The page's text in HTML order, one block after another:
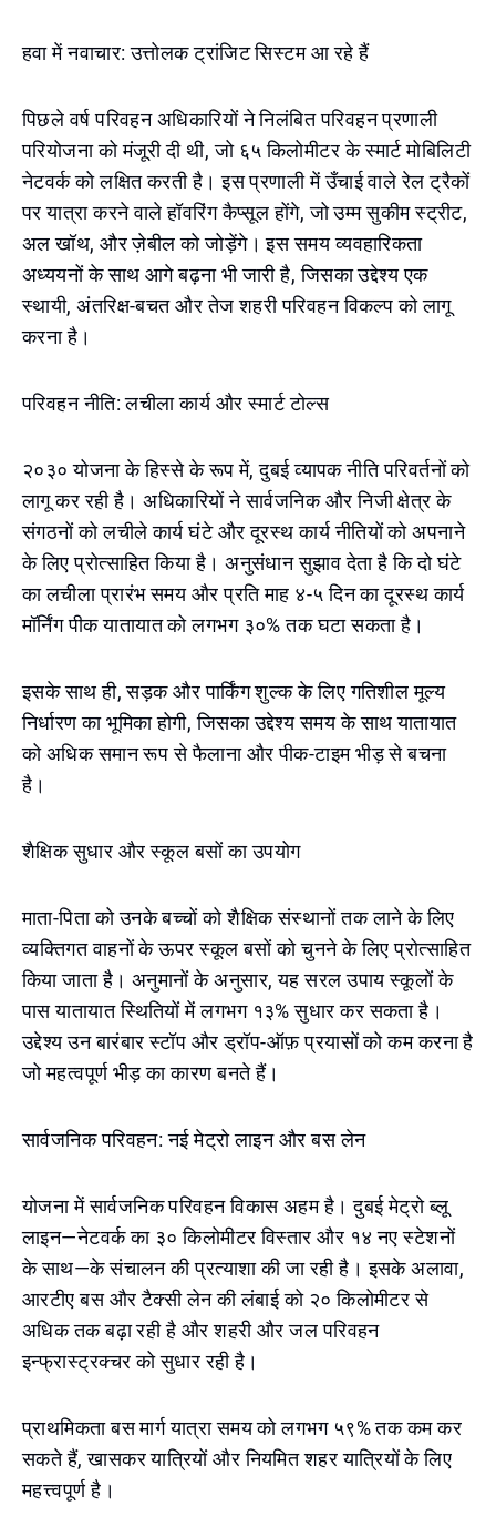
हवा में नवाचार: उत्तोलक ट्रांजिट सिस्टम आ रहे हैं
पिछले वर्ष परिवहन अधिकारियों ने निलंबित परिवहन प्रणाली
परियोजना को मंजूरी दी थी, जो ६५ किलोमीटर के स्मार्ट मोबिलिटी
नेटवर्क को लक्षित करती है। इस प्रणाली में उँचाई वाले रेल ट्रैकों
पर यात्रा करने वाले हॉवरिंग कैप्सूल होंगे, जो उम्म सुकीम स्ट्रीट,
अल खॉथ, और ज़ेबील को जोड़ेंगे। इस समय व्यवहारिकता
अध्ययनों के साथ आगे बढ़ना भी जारी है, जिसका उद्देश्य एक
स्थायी, अंतरिक्ष-बचत और तेज शहरी परिवहन विकल्प को लागू
करना है।
परिवहन नीति: लचीला कार्य और स्मार्ट टोल्स
२०३० योजना के हिस्से के रूप में, दुबई व्यापक नीति परिवर्तनों को
लागू कर रही है। अधिकारियों ने सार्वजनिक और निजी क्षेत्र के
संगठनों को लचीले कार्य घंटे और दूरस्थ कार्य नीतियों को अपनाने
के लिए प्रोत्साहित किया है। अनुसंधान सुझाव देता है कि दो घंटे
का लचीला प्रारंभ समय और प्रति माह ४-५ दिन का दूरस्थ कार्य
मॉर्निंग पीक यातायात को लगभग ३०% तक घटा सकता है।
इसके साथ ही, सड़क और पार्किंग शुल्क के लिए गतिशील मूल्य
निर्धारण का भूमिका होगी, जिसका उद्देश्य समय के साथ यातायात
को अधिक समान रूप से फैलाना और पीक-टाइम भीड़ से बचना
है।
शैक्षिक सुधार और स्कूल बसों का उपयोग
माता-पिता को उनके बच्चों को शैक्षिक संस्थानों तक लाने के लिए
व्यक्तिगत वाहनों के ऊपर स्कूल बसों को चुनने के लिए प्रोत्साहित
किया जाता है। अनुमानों के अनुसार, यह सरल उपाय स्कूलों के
पास यातायात स्थितियों में लगभग १३% सुधार कर सकता है।
उद्देश्य उन बारंबार स्टॉप और ड्रॉप-ऑफ़ प्रयासों को कम करना है
जो महत्वपूर्ण भीड़ का कारण बनते हैं।
सार्वजनिक परिवहन: नई मेट्रो लाइन और बस लेन
योजना में सार्वजनिक परिवहन विकास अहम है। दुबई मेट्रो ब्लू
लाइन—नेटवर्क का ३० किलोमीटर विस्तार और १४ नए स्टेशनों
के साथ—के संचालन की प्रत्याशा की जा रही है। इसके अलावा,
आरटीए बस और टैक्सी लेन की लंबाई को २० किलोमीटर से
अधिक तक बढ़ा रही है और शहरी और जल परिवहन
इन्फ्रास्ट्रक्चर को सुधार रही है।
प्राथमिकता बस मार्ग यात्रा समय को लगभग ५९% तक कम कर
सकते हैं, खासकर यात्रियों और नियमित शहर यात्रियों के लिए
महत्त्वपूर्ण है।